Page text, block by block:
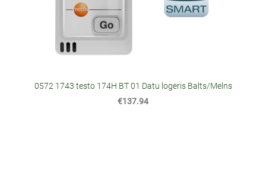
0572 1743 testo 174H BT 01 Datu logeris Balts/Melns
€137.94